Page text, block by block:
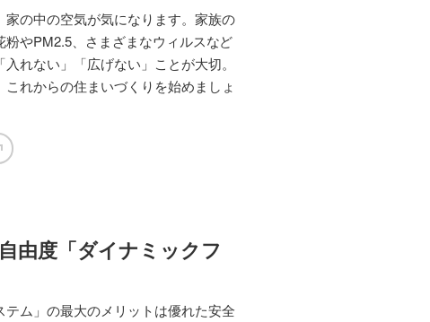
の中の空気が気になります。家族の
やPM2.5、さまざまなウィルスなど
れない」「広げない」ことが大切。
れからの住まいづくりを始めましょ
由度「ダイナミックフ
テム」の最大のメリットは優れた安全